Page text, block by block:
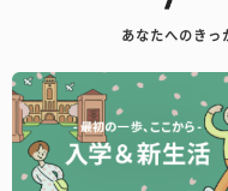
あなたへのきっ